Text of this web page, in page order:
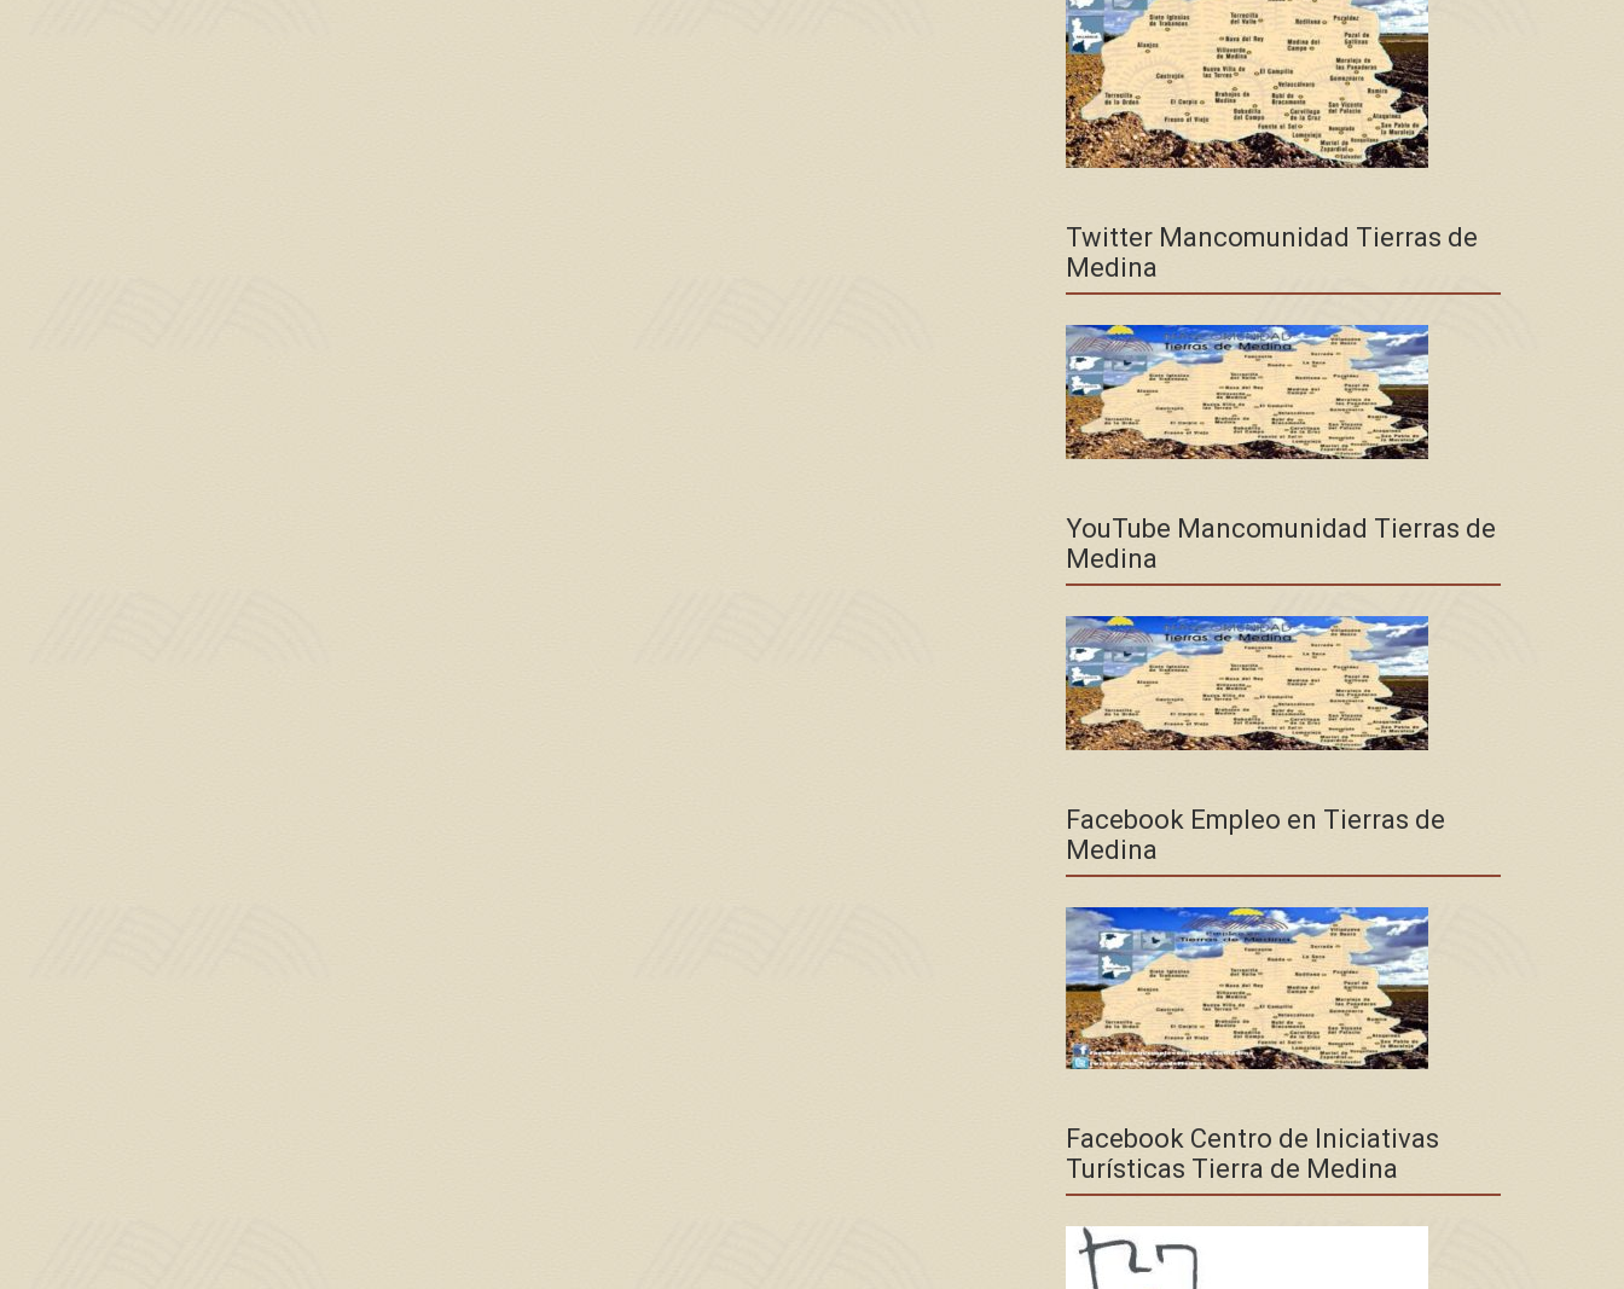
Twitter Mancomunidad Tierras de
Medina
YouTube Mancomunidad Tierras de
Medina
Facebook Empleo en Tierras de
Medina
Facebook Centro de Iniciativas
Turísticas Tierra de Medina